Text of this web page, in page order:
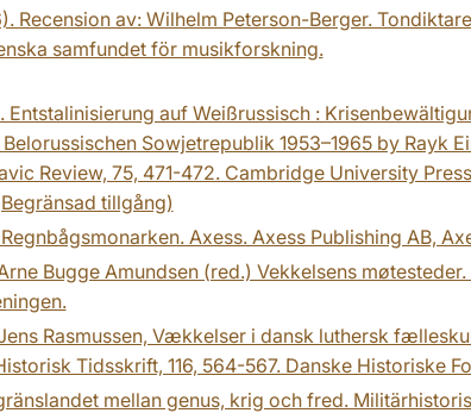
Recension av: Wilhelm Peterson-Berger.
samfundet för musikforskning.
Entstalinisierung auf Weißrussisch :
Sowjetrepublik 1953–1965 by Rayk
Review, 75, 471-472. Cambridge University
tillgång)
Axess. Axess Publishing AB,
Bugge Amundsen (red.) Vekkelsens
Rasmussen, Vækkelser i dansk luthersk
Tidsskrift, 116, 564-567. Danske Historiske
mellan genus, krig och fred.